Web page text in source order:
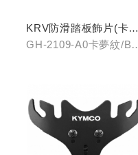
KRV防滑踏板飾片(卡夢
紋/金屬髮絲)
GH-2109-A0卡夢紋/B0